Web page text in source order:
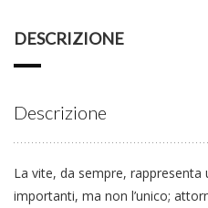
DESCRIZIONE
Descrizione
La vite, da sempre,
importanti, ma non l’unico;